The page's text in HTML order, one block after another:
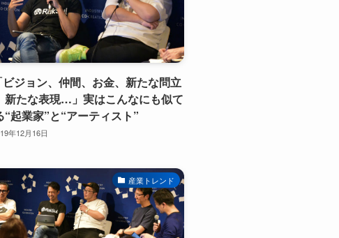
ジョン、仲間、お金、新たな問立
新たな表現…」実はこんなにも似て
“起業家”と“アーティスト”
年12月16日
産業トレンド